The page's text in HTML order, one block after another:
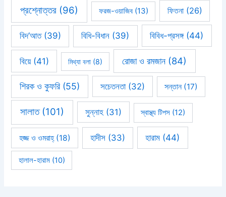
প্রশ্নোত্তর (96) ফরজ-ওয়াজিব(13) ফিতনা(26)
বিদ’আত(39) বিধি-বিধান (39) বিবিধ-প্রসঙ্গ(44)
বিয়ে(41) মিথ্যা বলা(8) রোজা ও রমজান (84)
শিরক ও কুফরি(55) সচেতনতা(32) সন্তান(17)
সালাত(101) সুন্নাহ (31) স্বাস্থ্য টিপস (12)
হজ্জ ও ওমরাহ্‌(18) হাদীস(33) হারাম (44)
হালাল-হারাম(10)